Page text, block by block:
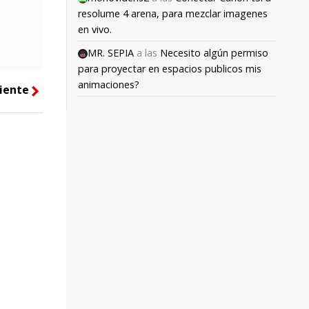
right
resolume 4 arena, para mezclar imagenes
en vivo.
MR. SEPIA a las Necesito algún permiso
para proyectar en espacios publicos mis
animaciones?